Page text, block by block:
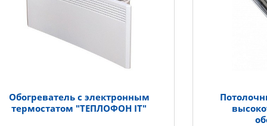
Обогреватель с электронным
термостатом "ТЕПЛОФОН IT"